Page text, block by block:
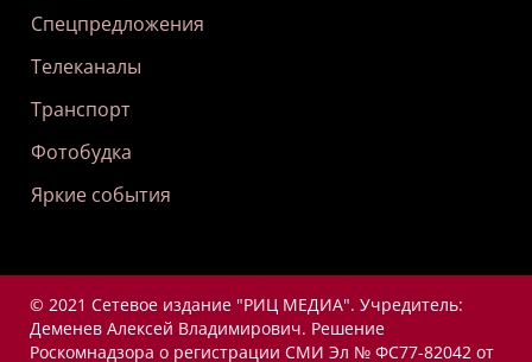
Спецпредложения
Телеканалы
Транспорт
Фотобудка
Яркие события
© 2021 Сетевое издание "РИЦ МЕДИА". Учредитель:
Деменев Алексей Владимирович. Решение
Роскомнадзора о регистрации СМИ Эл № ФС77-82042 от